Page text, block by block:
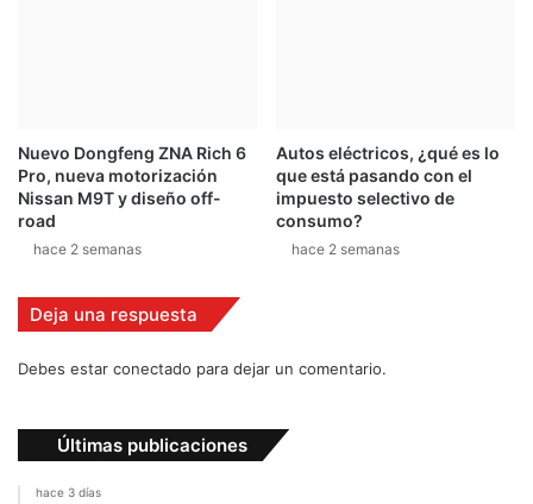
u
á
c
Nuevo Dongfeng ZNA Rich 6
Pro, nueva motorización
Nissan M9T y diseño off-
road
hace 2 semanas
Autos eléctricos, ¿qué es lo
que está pasando con el
impuesto selectivo de
consumo?
hace 2 semanas
Deja una respuesta
Debes estar conectado para dejar un comentario.
Últimas publicaciones
hace 3 días